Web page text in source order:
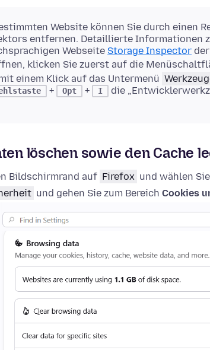
Website können Sie durch einen
entfernen. Detaillierte Informationen
Webseite Storage Inspector
klicken Sie zuerst auf die
einem Klick auf das Untermenü
+ Opt + I
die
löschen sowie den Cache
Bildschirmrand auf Firefox und wählen
und gehen Sie zum Bereich Cookies